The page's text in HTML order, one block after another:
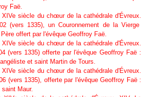
Faë.
XIVe siècle du chœur de la cathédrale d'Évreux.
(vers 1335), un Couronnement de la Vierge
offert par l'évêque Geoffroy Faë.
XIVe siècle du chœur de la cathédrale d'Évreux.
(vers 1335) offerte par l'évêque Geoffroy Faë :
et saint Martin de Tours.
XIVe siècle du chœur de la cathédrale d'Évreux.
(vers 1335), offerte par l'évêque Geoffroy Faë :
Maur.